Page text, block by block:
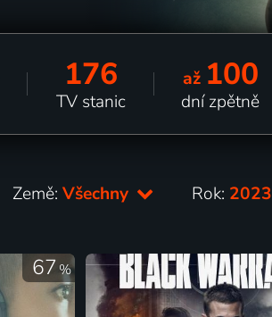
176
TV stanic
až 100
dní zpětně
Země:Všechny Rok: 2023
67%